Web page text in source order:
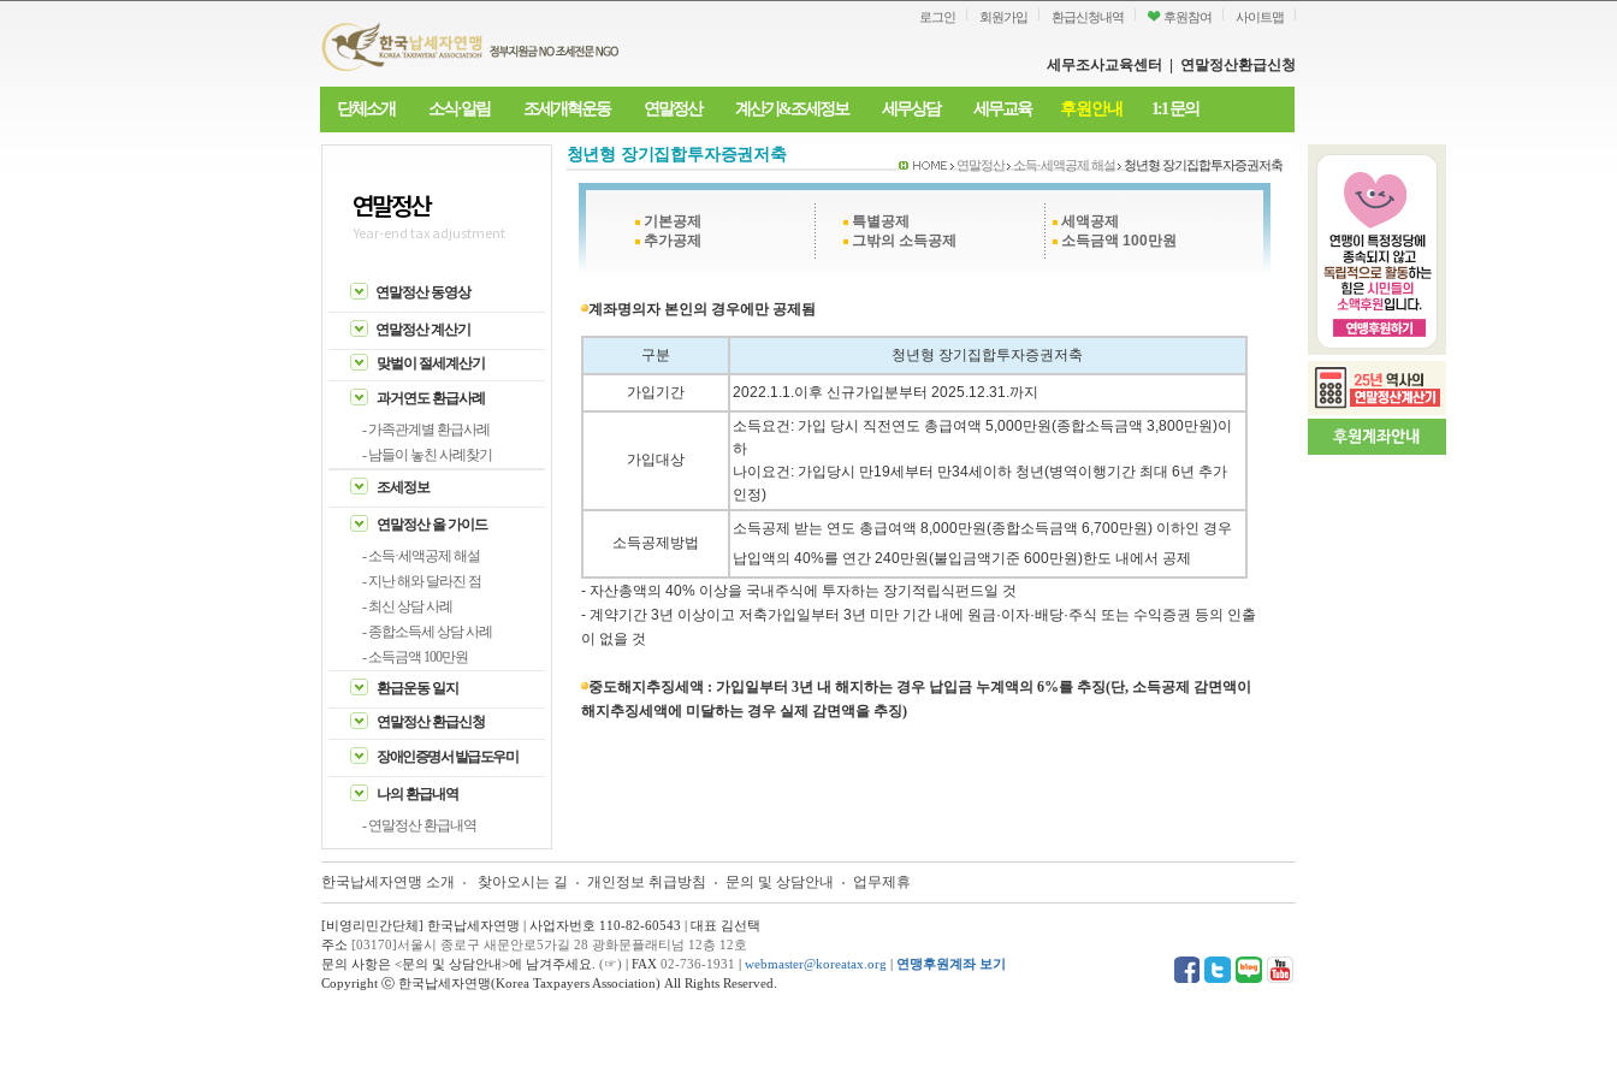
로그인 회원가입 환급신청내역 후원참여 사이트맵
세무조사교육센터 연말정산환급신청
단체소개 소식·알림 조세개혁운동 연말정산 계산기&조세정보 세무상담 세무교육 후원안내 1:1 문의
연말정산
Year-end tax adjustment
연말정산 동영상
연말정산 계산기
맞벌이 절세계산기
과거연도 환급사례
- 가족관계별 환급사례
- 남들이 놓친 사례찾기
조세정보
연말정산 올 가이드
- 소득·세액공제 해설
- 지난 해와 달라진 점
- 최신 상담 사례
- 종합소득세 상담 사례
- 소득금액 100만원
환급운동 일지
연말정산 환급신청
장애인증명서 발급도우미
나의 환급내역
- 연말정산 환급내역
연말정산 소득·세액공제 해설 청년형 장기집합투자증권저축
청년형 장기집합투자증권저축
기본공제
추가공제
특별공제
그밖의 소득공제
세액공제
소득금액 100만원
계좌명의자 본인의 경우에만 공제됨
구분 청년형 장기집합투자증권저축
가입기간 2022.1.1.이후 신규가입분부터 2025.12.31.까지
가입대상
소득요건: 가입 당시 직전연도 총급여액 5,000만원(종합소득금액 3,800만원)이
하
나이요건: 가입당시 만19세부터 만34세이하 청년(병역이행기간 최대 6년 추가
인정)
소득공제방법
소득공제 받는 연도 총급여액 8,000만원(종합소득금액 6,700만원) 이하인 경우
납입액의 40%를 연간 240만원(불입금액기준 600만원)한도 내에서 공제
- 자산총액의 40% 이상을 국내주식에 투자하는 장기적립식펀드일 것
- 계약기간 3년 이상이고 저축가입일부터 3년 미만 기간 내에 원금·이자·배당·주식 또는 수익증권 등의 인출
이 없을 것
중도해지추징세액 : 가입일부터 3년 내 해지하는 경우 납입금 누계액의 6%를 추징(단, 소득공제 감면액이
해지추징세액에 미달하는 경우 실제 감면액을 추징)
한국납세자연맹 소개 찾아오시는 길 개인정보 취급방침 문의 및 상담안내 업무제휴
[비영리민간단체] 한국납세자연맹 | 사업자번호 110-82-60543 | 대표 김선택
주소 [03170]서울시 종로구 새문안로5가길 28 광화문플래티넘 12층 12호
문의 사항은 <문의 및 상담안내>에 남겨주세요. (☞) | FAX 02-736-1931 | webmaster@koreatax.org | 연맹후원계좌 보기
Copyright ⓒ 한국납세자연맹(Korea Taxpayers Association) All Rights Reserved.